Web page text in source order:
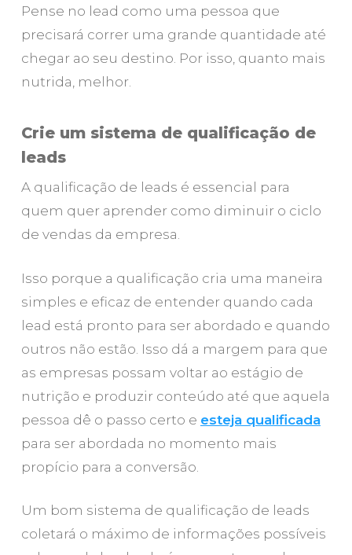
Pense no lead como uma pessoa que
precisará correr uma grande quantidade até
chegar ao seu destino. Por isso, quanto mais
nutrida, melhor.
Crie um sistema de qualificação de
leads
A qualificação de leads é essencial para
quem quer aprender como diminuir o ciclo
de vendas da empresa.
Isso porque a qualificação cria uma maneira
simples e eficaz de entender quando cada
lead está pronto para ser abordado e quando
outros não estão. Isso dá a margem para que
as empresas possam voltar ao estágio de
nutrição e produzir conteúdo até que aquela
pessoa dê o passo certo e esteja qualificada
para ser abordada no momento mais
propício para a conversão.
Um bom sistema de qualificação de leads
coletará o máximo de informações possíveis